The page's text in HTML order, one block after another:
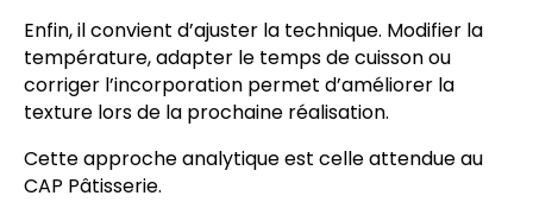
Enfin, il convient d’ajuster la technique. Modifier la
température, adapter le temps de cuisson ou
corriger l’incorporation permet d’améliorer la
texture lors de la prochaine réalisation.
Cette approche analytique est celle attendue au
CAP Pâtisserie.